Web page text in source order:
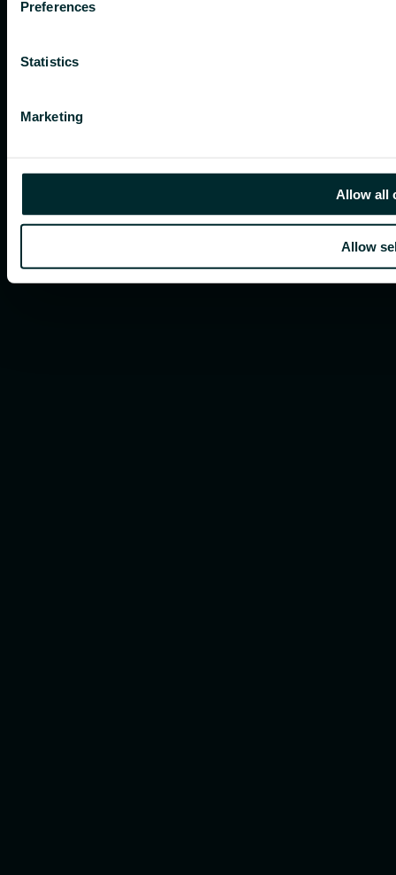
Preferences
Statistics
Marketing
Allow all
Allow